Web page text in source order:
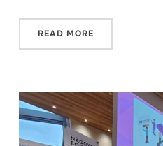
READ MORE